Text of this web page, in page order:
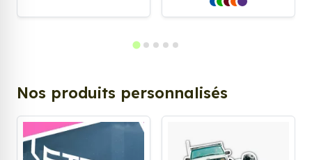
Nos produits personnalisés